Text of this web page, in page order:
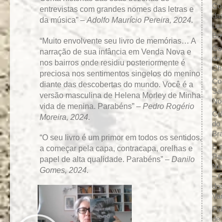
entrevistas com grandes nomes das letras e
da música” –Adolfo Maurício Pereira, 2024.
“Muito envolvente seu livro de memórias… A
narração de sua infância em Venda Nova e
nos bairros onde residiu posteriormente é
preciosa nos sentimentos singelos do menino
diante das descobertas do mundo. Você é a
versão masculina de Helena Morley de Minha
vida de menina. Parabéns” – Pedro Rogério
Moreira, 2024.
“O seu livro é um primor em todos os sentidos,
a começar pela capa, contracapa, orelhas e
papel de alta qualidade. Parabéns” – Danilo
Gomes, 2024.
do
do
E
–
de